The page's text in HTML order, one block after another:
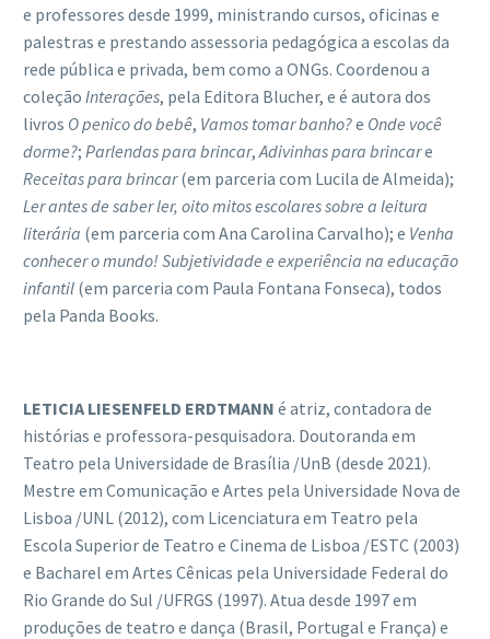
e professores desde 1999, ministrando cursos, oficinas e
palestras e prestando assessoria pedagógica a escolas da
rede pública e privada, bem como a ONGs. Coordenou a
coleção Interações, pela Editora Blucher, e é autora dos
livros O penico do bebê, Vamos tomar banho?e Onde você
dorme?; Parlendas para brincar, Adivinhas para brincare
Receitas para brincar(em parceria com Lucila de Almeida);
Ler antes de saber ler, oito mitos escolares sobre a leitura
literária (em parceria com Ana Carolina Carvalho); e Venha
conhecer o mundo! Subjetividade e experiência na educação
infantil (em parceria com Paula Fontana Fonseca), todos
pela Panda Books.
LETICIA LIESENFELD ERDTMANN é atriz, contadora de
histórias e professora-pesquisadora. Doutoranda em
Teatro pela Universidade de Brasília /UnB (desde 2021).
Mestre em Comunicação e Artes pela Universidade Nova de
Lisboa /UNL (2012), com Licenciatura em Teatro pela
Escola Superior de Teatro e Cinema de Lisboa /ESTC (2003)
e Bacharel em Artes Cênicas pela Universidade Federal do
Rio Grande do Sul /UFRGS (1997). Atua desde 1997 em
produções de teatro e dança (Brasil, Portugal e França) e